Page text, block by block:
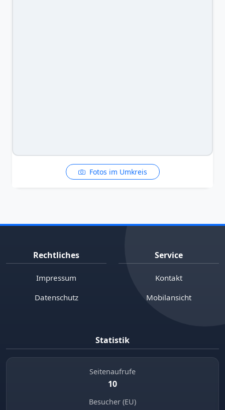
Fotos im Umkreis
Rechtliches
Impressum
Datenschutz
Service
Kontakt
Mobilansicht
Statistik
Seitenaufrufe
10
Besucher (EU)